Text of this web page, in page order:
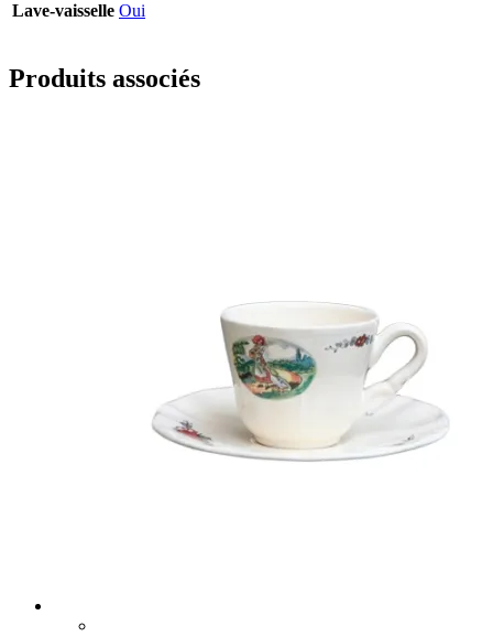
Lave-vaisselle Oui
Produits associés